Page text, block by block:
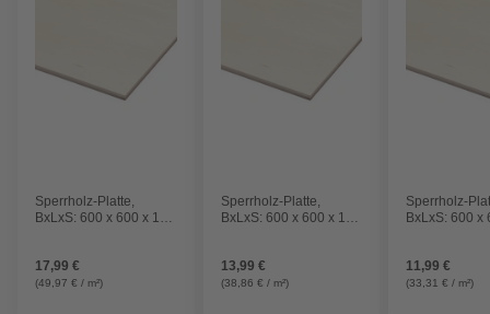
Sperrholz-Platte,
BxLxS: 600 x 600 x 12
17,99 €
(49,97 € / m²)
Sperrholz-Platte,
BxLxS: 600 x 600 x 10
13,99 €
(38,86 € / m²)
Sperrholz-
BxLxS: 600 x
11,99 €
(33,31 € / m²)